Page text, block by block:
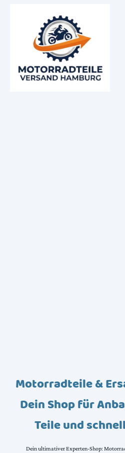
Motorradteile &
Dein Shop für
Teile und
Dein ultimativer Experten-Shop: